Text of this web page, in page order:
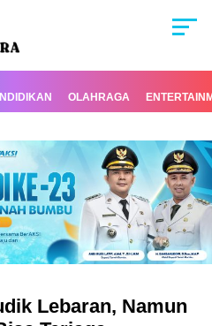
OLAHRAGA
Lebaran, Namun